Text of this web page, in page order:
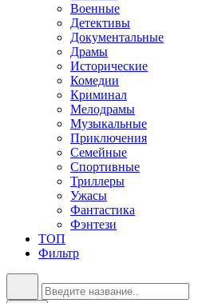
Военные
Детективы
Документальные
Драмы
Исторические
Комедии
Криминал
Мелодрамы
Музыкальные
Приключения
Семейные
Спортивные
Триллеры
Ужасы
Фантастика
Фэнтези
ТОП
Фильтр